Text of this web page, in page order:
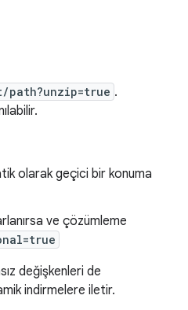
.
olarak geçici bir konuma
ve çözümleme
değişkenleri de
indirmelere iletir.